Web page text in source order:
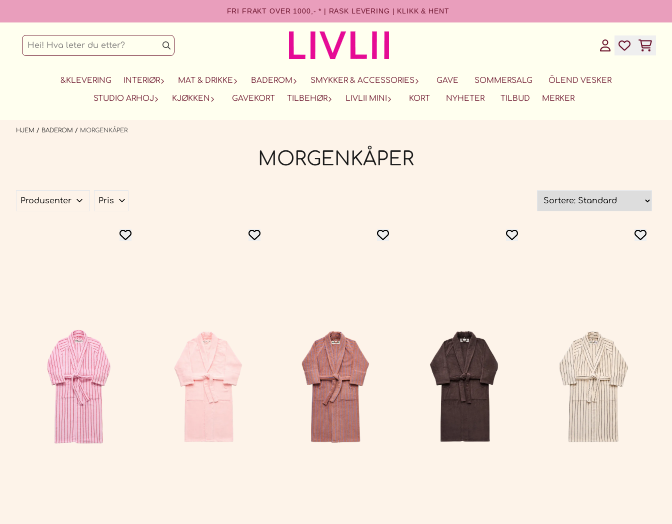
FRI FRAKT OVER 1000,- * RASK LEVERING KLIKK & HENT
&KLEVERING INTERIØR MAT & DRIKKE BADEROM SMYKKER & ACCESSORIES GAVE SOMMERSALG ÖLEND VESKER
STUDIO ARHOJ KJØKKEN GAVEKORT TILBEHØR LIVLII MINI KORT NYHETER TILBUD MERKER
HJEM / BADEROM / MORGENKÅPER
MORGENKÅPER
Produsenter Pris